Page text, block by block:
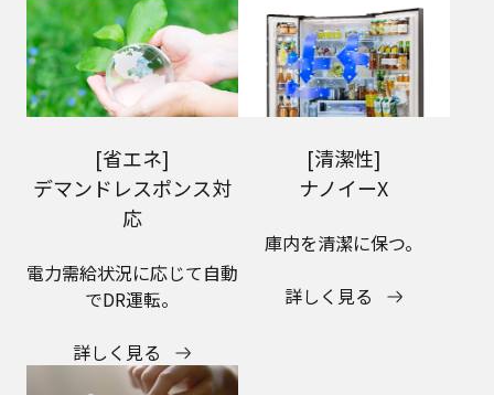
[省エネ]
デマンドレスポンス対
応
電力需給状況に応じて自動
でDR運転。
詳しく見る
[清潔性]
ナノイーX
庫内を清潔に保つ。​
詳しく見る